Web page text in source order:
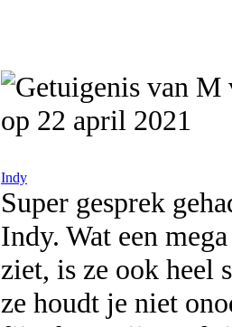
op 22 april 2021
Indy
Super gesprek
Indy. Wat een
ziet, is ze ook heel
ze houdt je niet